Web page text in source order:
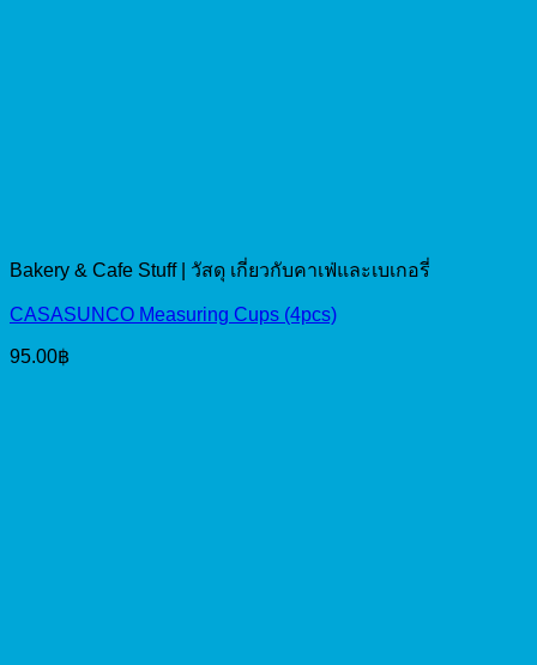
Bakery & Cafe Stuff | วัสดุ เกี่ยวกับคาเฟ่และเบเกอรี่
CASASUNCO Measuring Cups (4pcs)
95.00฿